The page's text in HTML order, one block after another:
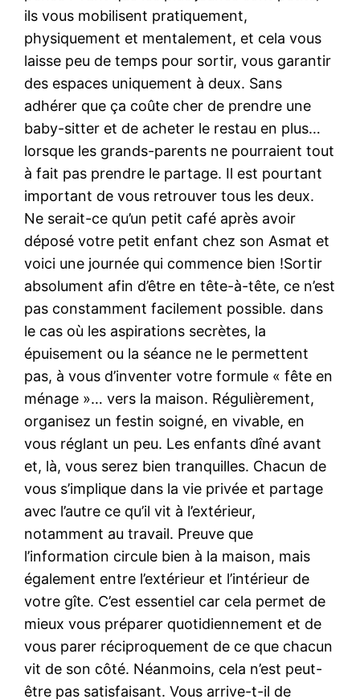
ils vous mobilisent pratiquement,
physiquement et mentalement, et cela vous
laisse peu de temps pour sortir, vous garantir
des espaces uniquement à deux. Sans
adhérer que ça coûte cher de prendre une
baby-sitter et de acheter le restau en plus…
lorsque les grands-parents ne pourraient tout
à fait pas prendre le partage. Il est pourtant
important de vous retrouver tous les deux.
Ne serait-ce qu’un petit café après avoir
déposé votre petit enfant chez son Asmat et
voici une journée qui commence bien !Sortir
absolument afin d’être en tête-à-tête, ce n’est
pas constamment facilement possible. dans
le cas où les aspirations secrètes, la
épuisement ou la séance ne le permettent
pas, à vous d’inventer votre formule « fête en
ménage »… vers la maison. Régulièrement,
organisez un festin soigné, en vivable, en
vous réglant un peu. Les enfants dîné avant
et, là, vous serez bien tranquilles. Chacun de
vous s’implique dans la vie privée et partage
avec l’autre ce qu’il vit à l’extérieur,
notamment au travail. Preuve que
l’information circule bien à la maison, mais
également entre l’extérieur et l’intérieur de
votre gîte. C’est essentiel car cela permet de
mieux vous préparer quotidiennement et de
vous parer réciproquement de ce que chacun
vit de son côté. Néanmoins, cela n’est peut-
être pas satisfaisant. Vous arrive-t-il de